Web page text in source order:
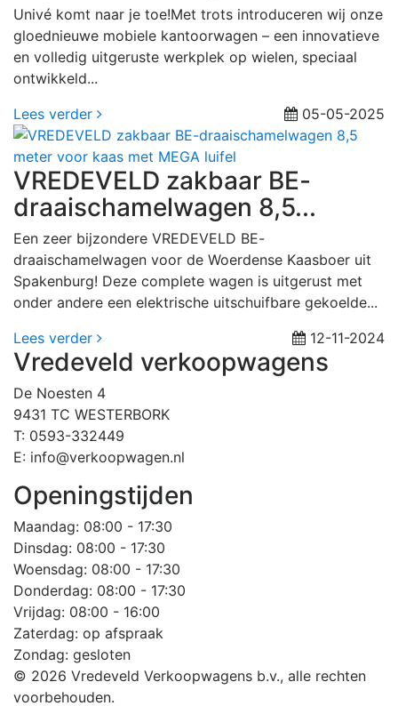
Univé komt naar je toe!Met trots introduceren wij onze
gloednieuwe mobiele kantoorwagen – een innovatieve
en volledig uitgeruste werkplek op wielen, speciaal
ontwikkeld...
Lees verder
05-05-2025
VREDEVELD zakbaar BE-
draaischamelwagen 8,5...
Een zeer bijzondere VREDEVELD BE-
draaischamelwagen voor de Woerdense Kaasboer uit
Spakenburg! Deze complete wagen is uitgerust met
onder andere een elektrische uitschuifbare gekoelde...
Lees verder
12-11-2024
Vredeveld verkoopwagens
De Noesten 4
9431 TC WESTERBORK
T: 0593-332449
E: info@verkoopwagen.nl
Openingstijden
Maandag: 08:00 - 17:30
Dinsdag: 08:00 - 17:30
Woensdag: 08:00 - 17:30
Donderdag: 08:00 - 17:30
Vrijdag: 08:00 - 16:00
Zaterdag: op afspraak
Zondag: gesloten
© 2026 Vredeveld Verkoopwagens b.v., alle rechten
voorbehouden.